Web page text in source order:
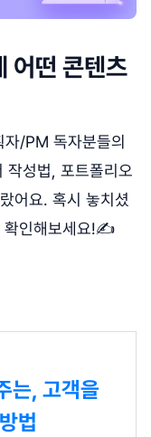
어떤 콘텐츠
/PM 독자분들의
작성법, 포트폴리오
어요. 혹시 놓치셨
확인해보세요!✍
는, 고객을
법